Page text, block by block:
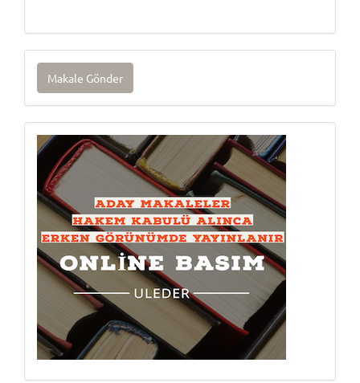
Makale
Gönder
Makale Gönder
Onlinebasım